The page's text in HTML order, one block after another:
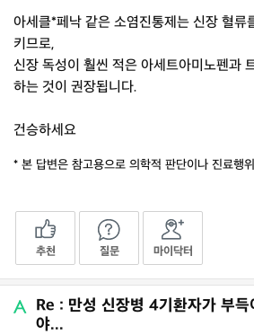
아세클*페낙 같은 소염진통제는 신장 혈류
키므로,
신장 독성이 훨씬 적은 아세트아미노펜과
하는 것이 권장됩니다.
건승하세요
* 본 답변은 참고용으로 의학적 판단이나 진료행
추천 질문 마이닥터
Re : 만성 신장병 4기환자가 부득
야...